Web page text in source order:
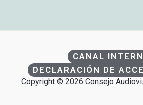
CANAL
DECLARACIÓN DE
Copyright © 2026 Consejo